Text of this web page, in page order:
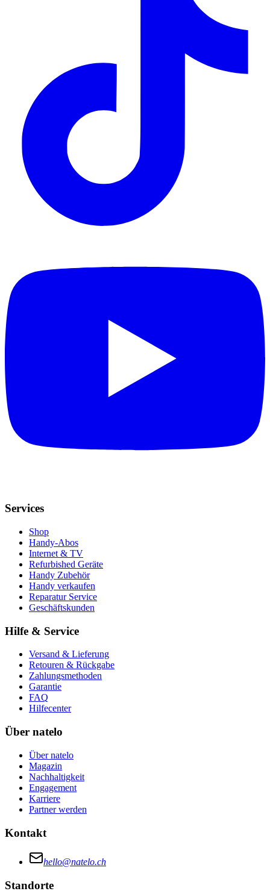
Services
Shop
Handy-Abos
Internet & TV
Refurbished Geräte
Handy Zubehör
Handy verkaufen
Reparatur Service
Geschäftskunden
Hilfe & Service
Versand & Lieferung
Retouren & Rückgabe
Zahlungsmethoden
Garantie
FAQ
Hilfecenter
Über natelo
Über natelo
Magazin
Nachhaltigkeit
Engagement
Karriere
Partner werden
Kontakt
hello@natelo.ch
Standorte